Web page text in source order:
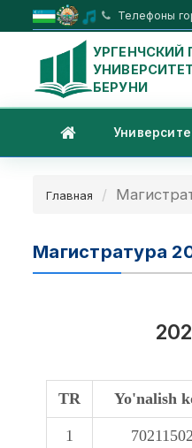
Телефоны
БЕРУНИ
Главная
Магистратура
TR Yo'nalish
1 70211502